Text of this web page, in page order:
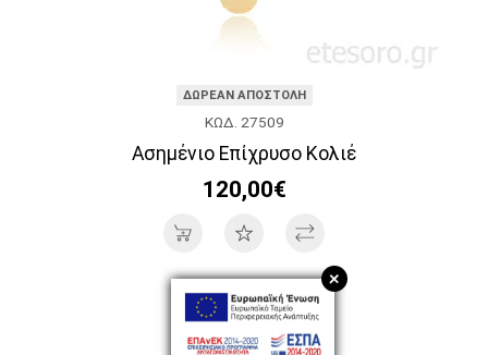
ΔΩΡΕΑΝ ΑΠΟΣΤΟΛΗ
ΚΩΔ. 27509
Ασημένιο Επίχρυσο Κολιέ
120,00€
+